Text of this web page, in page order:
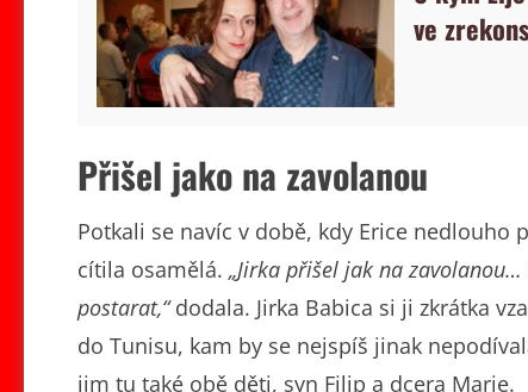
ve
Přišel jako na zavolanou
Potkali se navíc v době, kdy Erice
cítila osamělá. „Jirka přišel jak na
postarat,“dodala. Jirka Babica si ji zkrátka
do Tunisu, kam by se nejspíš jinak
jim tu také obě děti, syn Filip a dcera Marie.